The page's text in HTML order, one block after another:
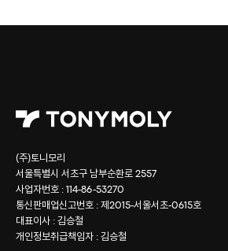
(주)토니모리
서울특별시 서초구 남부순환로 2557
사업자번호 : 114-86-53270
통신판매업신고번호 : 제2015-서울서초-0615호
대표이사 : 김승철
개인정보취급책임자 : 김승철